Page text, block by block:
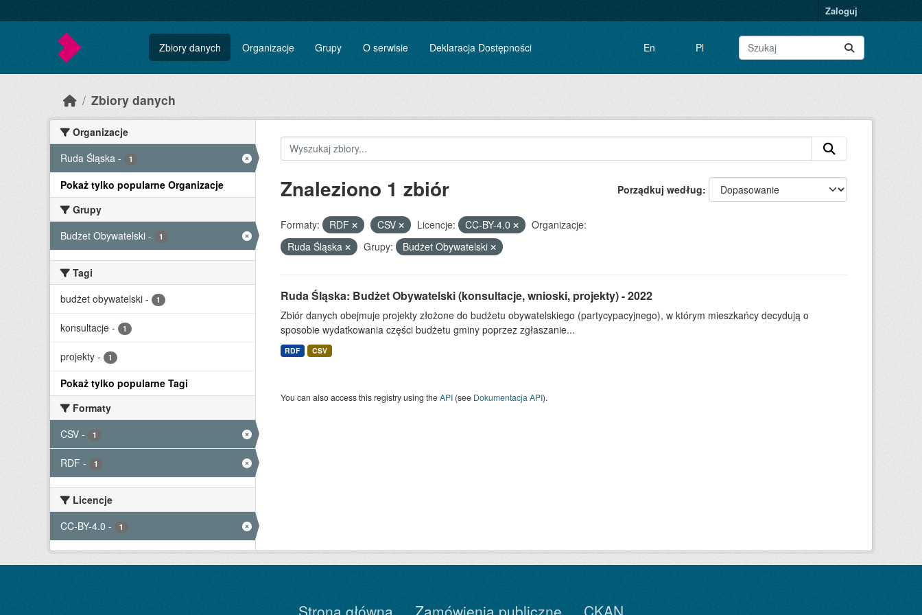
Zaloguj
Zbiory danych Organizacje Grupy O serwisie Deklaracja Dostępności En Pl
Zbiory danych
Organizacje
Ruda Śląska - 1
Pokaż tylko popularne Organizacje
Grupy
Budżet Obywatelski - 1
Tagi
budżet obywatelski - 1
konsultacje - 1
projekty - 1
Pokaż tylko popularne Tagi
Formaty
CSV - 1
RDF - 1
Licencje
CC-BY-4.0 - 1
Porządkuj według
Znaleziono 1 zbiór
Formaty: RDF CSV Licencje: CC-BY-4.0
Organizacje:
Ruda Śląska
Grupy: Budżet Obywatelski
Ruda Śląska: Budżet Obywatelski (konsultacje, wnioski, projekty) - 2022
Zbiór danych obejmuje projekty złożone do budżetu obywatelskiego (partycypacyjnego), w którym mieszkańcy decydują o
sposobie wydatkowania części budżetu gminy poprzez zgłaszanie...
RDF CSV
You can also access this registry using theAPI(see Dokumentacja API).
Strona główna Zamówienia publiczne CKAN